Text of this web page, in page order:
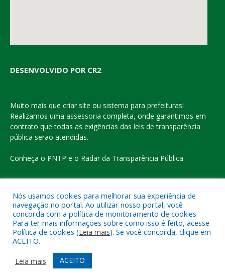
DESENVOLVIDO POR CR2
Muito mais que criar site ou sistema para prefeituras!
Realizamos uma assessoria completa, onde garantimos em
contrato que todas as exigências das leis de transparência
pública serão atendidas.
Conheça o PNTP e o Radar da Transparência Pública
Todos os direitos reservados a Prefeitura Municipal de Eldorado
do Carajás
Mapa do Site
Acessar o Webmail
Nós usamos cookies para melhorar sua experiência de
navegação no portal. Ao utilizar nosso portal, você
concorda com a política de monitoramento de cookies.
Para ter mais informações sobre como isso é feito, acesse
Política de cookies (Leia mais). Se você concorda, clique em
ACEITO.
Leia mais
ACEITO